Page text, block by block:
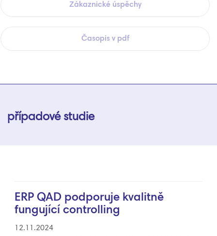
Zákaznické úspěchy
Časopis v pdf
případové studie
ERP QAD podporuje kvalitně
fungující controlling
12.11.2024